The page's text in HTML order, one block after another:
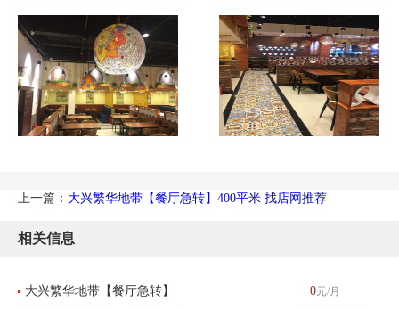
上一篇： 大兴繁华地带【餐厅急转】400平米 找店网推荐
相关信息
大兴繁华地带【餐厅急转】 0元/月